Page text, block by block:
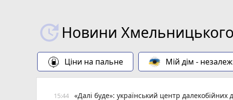
Новини Хмельницького
Ціни на пальне Мій дім -
15:44
«Далі буде»: український центр